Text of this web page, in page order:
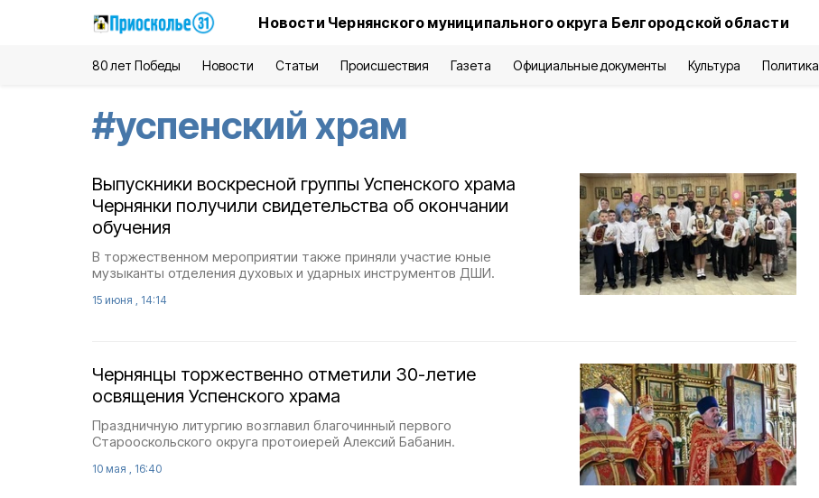
Новости Чернянского муниципального округа Белгородской области
80 лет Победы Новости Статьи Происшествия Газета Официальные документы Культура Политика
#успенский храм
Выпускники воскресной группы Успенского храма
Чернянки получили свидетельства об окончании
обучения
В торжественном мероприятии также приняли участие юные
музыканты отделения духовых и ударных инструментов ДШИ.
15 июня , 14:14
Чернянцы торжественно отметили 30-летие
освящения Успенского храма
Праздничную литургию возглавил благочинный первого
Старооскольского округа протоиерей Алексий Бабанин.
10 мая , 16:40